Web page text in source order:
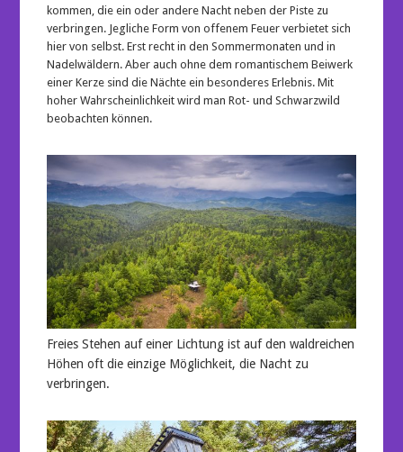
kommen, die ein oder andere Nacht neben der Piste zu
verbringen. Jegliche Form von offenem Feuer verbietet sich
hier von selbst. Erst recht in den Sommermonaten und in
Nadelwäldern. Aber auch ohne dem romantischem Beiwerk
einer Kerze sind die Nächte ein besonderes Erlebnis. Mit
hoher Wahrscheinlichkeit wird man Rot- und Schwarzwild
beobachten können.
Freies Stehen auf einer Lichtung ist auf den waldreichen
Höhen oft die einzige Möglichkeit, die Nacht zu
verbringen.